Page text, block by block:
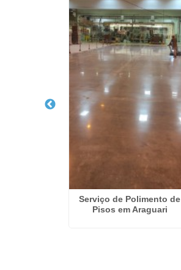
Serviço de Polimento de
Pisos em Araguari